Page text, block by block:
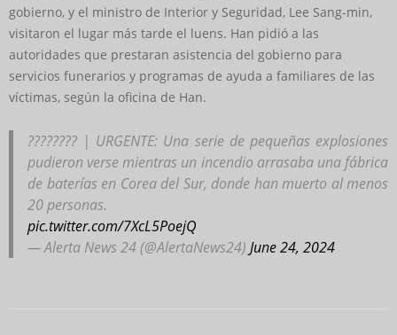
gobierno, y el ministro de Interior y Seguridad, Lee Sang-min,
visitaron el lugar más tarde el luens. Han pidió a las
autoridades que prestaran asistencia del gobierno para
servicios funerarios y programas de ayuda a familiares de las
víctimas, según la oficina de Han.
???????? | URGENTE: Una serie de pequeñas explosiones
pudieron verse mientras un incendio arrasaba una fábrica
de baterías en Corea del Sur, donde han muerto al menos
20 personas.
pic.twitter.com/7XcL5PoejQ
— Alerta News 24 (@AlertaNews24) June 24, 2024